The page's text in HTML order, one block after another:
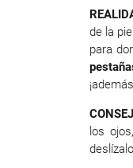
de la
para
los